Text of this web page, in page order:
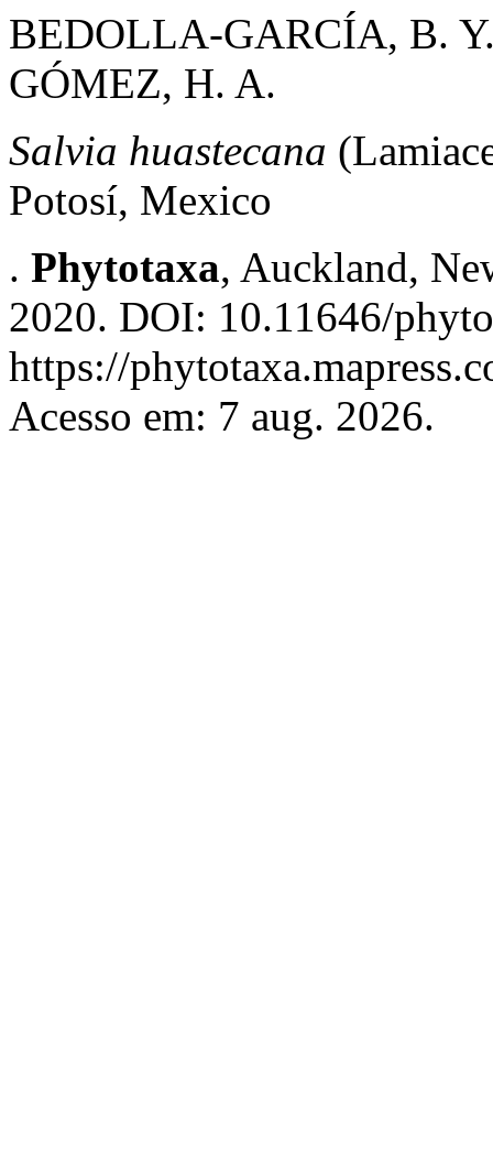
BEDOLLA-GARCÍA, B.
GÓMEZ, H. A.
Salvia huastecana
Potosí, Mexico
. Phytotaxa, Auckland,
2020. DOI: 10.11646/
https://
Acesso em: 7 aug. 2026.